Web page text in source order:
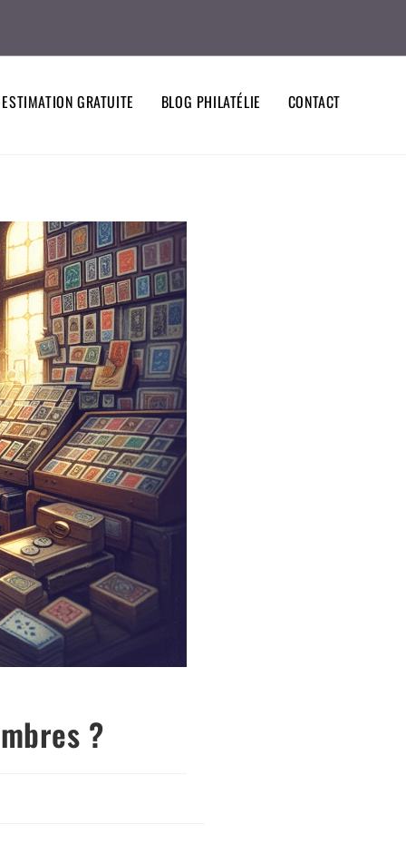
ESTIMATION GRATUITE BLOG PHILATÉLIE CONTACT
?